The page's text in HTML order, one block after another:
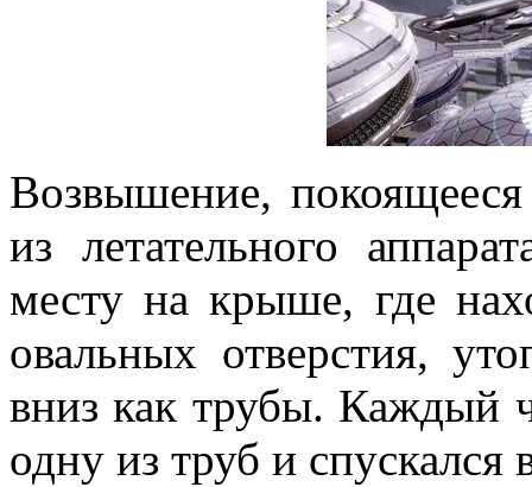
Возвышение,
из летательного
месту на крыше, где
овальных отверстия,
вниз как трубы. Каждый
одну из труб и спускался